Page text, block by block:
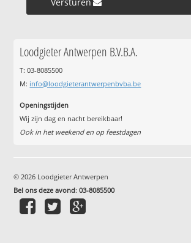
Loodgieter Antwerpen B.V.B.A.
T: 03-8085500
M: info@loodgieterantwerpenbvba.be
Openingstijden
Wij zijn dag en nacht bereikbaar!
Ook in het weekend en op feestdagen
© 2026 Loodgieter Antwerpen
Bel ons deze avond:03-8085500